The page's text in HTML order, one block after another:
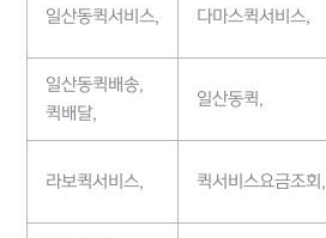
일산동퀵서비스, 다마스퀵서비스,
일산동퀵배송,
퀵배달,
일산동퀵,
라보퀵서비스, 퀵서비스요금조회,